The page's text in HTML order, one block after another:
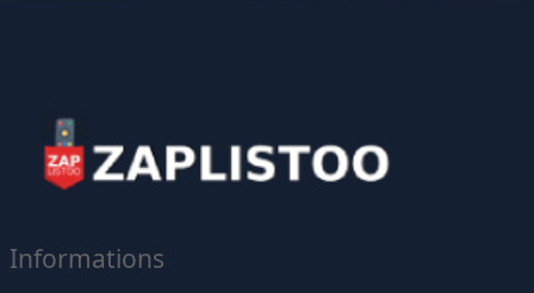
Informations